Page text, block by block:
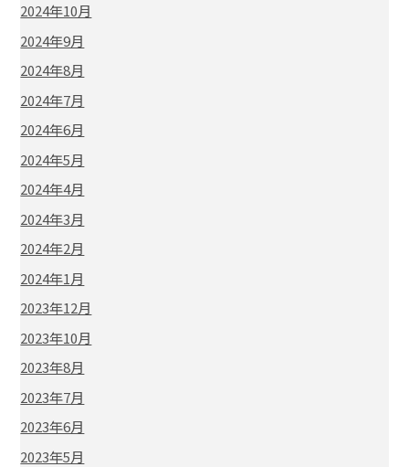
2024年10月
2024年9月
2024年8月
2024年7月
2024年6月
2024年5月
2024年4月
2024年3月
2024年2月
2024年1月
2023年12月
2023年10月
2023年8月
2023年7月
2023年6月
2023年5月